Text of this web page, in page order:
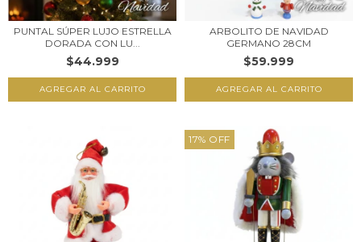
PUNTAL SÚPER LUJO ESTRELLA
DORADA CON LU...
$44.999
ARBOLITO DE NAVIDAD
GERMANO 28CM
$59.999
17% OFF